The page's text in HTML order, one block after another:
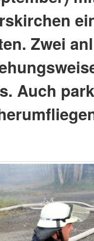
Zwei
Auch